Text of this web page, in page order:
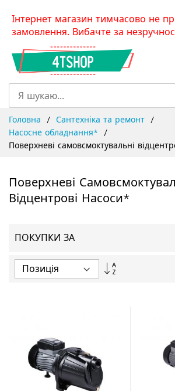
SkipІнтернет магазин тимчасово не
замовлення. Вибачте за
Головна
Сантехніка та ремонт
Насосне обладнання*
Поверхневі самовсмоктувальні
Поверхневі
Відцентрові Насоси*
ПОКУПКИ ЗА
Сортувати